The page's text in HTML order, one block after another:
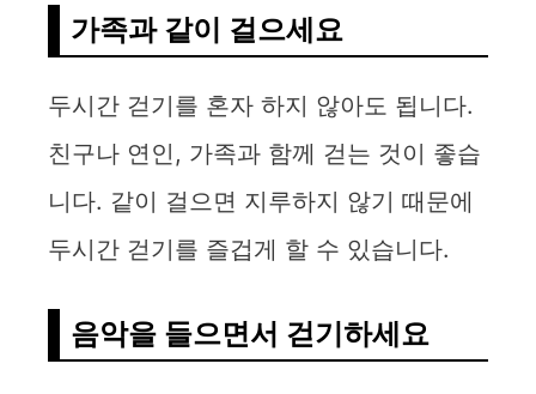
가족과 같이 걸으세요
두시간 걷기를 혼자 하지 않아도 됩니다.
친구나 연인, 가족과 함께 걷는 것이 좋습
니다. 같이 걸으면 지루하지 않기 때문에
두시간 걷기를 즐겁게 할 수 있습니다.
음악을 들으면서 걷기하세요